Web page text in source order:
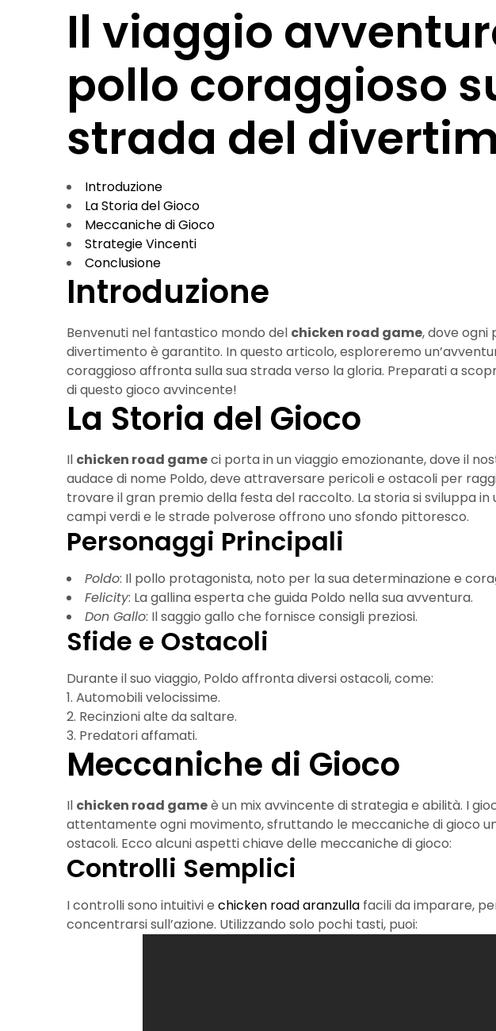
Il viaggio
pollo coraggioso
strada del
Introduzione
La Storia del Gioco
Meccaniche di Gioco
Strategie Vincenti
Conclusione
Introduzione
Benvenuti nel fantastico mondo del chicken road game, dove ogni
divertimento è garantito. In questo articolo, esploreremo
coraggioso affronta sulla sua strada verso la gloria. Preparati a
di questo gioco avvincente!
La Storia del Gioco
Il chicken road gameci porta in un viaggio emozionante, dove il
audace di nome Poldo, deve attraversare pericoli e ostacoli per
trovare il gran premio della festa del raccolto. La storia si sviluppa in
campi verdi e le strade polverose offrono uno sfondo pittoresco.
Personaggi Principali
Poldo: Il pollo protagonista, noto per la sua determinazione e
Felicity: La gallina esperta che guida Poldo nella sua avventura.
Don Gallo: Il saggio gallo che fornisce consigli preziosi.
Sfide e Ostacoli
Durante il suo viaggio, Poldo affronta diversi ostacoli, come:
Automobili velocissime.
Recinzioni alte da saltare.
Predatori affamati.
Meccaniche di Gioco
Il chicken road gameè un mix avvincente di strategia e abilità. I
attentamente ogni movimento, sfruttando le meccaniche di gioco
ostacoli. Ecco alcuni aspetti chiave delle meccaniche di gioco:
Controlli Semplici
I controlli sono intuitivi e chicken road aranzulla facili da imparare,
concentrarsi sull’azione. Utilizzando solo pochi tasti, puoi: